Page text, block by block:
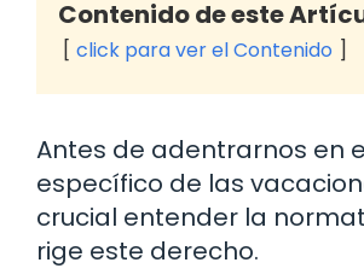
Contenido de este
click para ver el Contenido
Antes de adentrarnos en
específico de las
crucial entender la
rige este derecho.